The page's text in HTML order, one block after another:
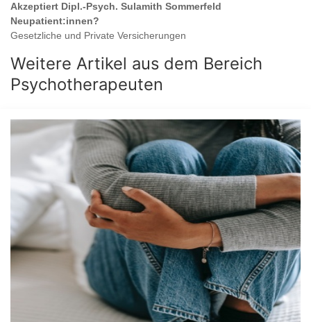
Akzeptiert Dipl.-Psych. Sulamith Sommerfeld
Neupatient:innen?
Gesetzliche und Private Versicherungen
Weitere Artikel aus dem Bereich
Psychotherapeuten